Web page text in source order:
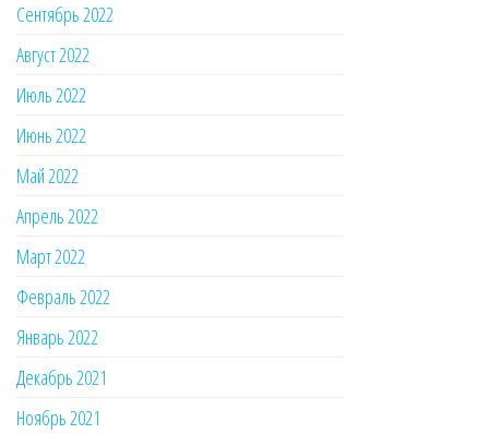
Сентябрь 2022
Август 2022
Июль 2022
Июнь 2022
Май 2022
Апрель 2022
Март 2022
Февраль 2022
Январь 2022
Декабрь 2021
Ноябрь 2021